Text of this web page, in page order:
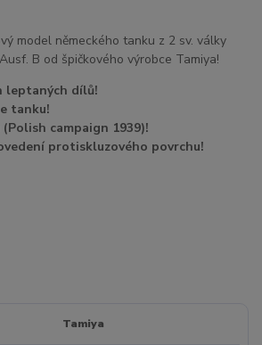
model německého tanku z 2 sv. války
B od špičkového výrobce Tamiya!
leptaných dílů!
tanku!
campaign 1939)!
protiskluzového povrchu!
Tamiya